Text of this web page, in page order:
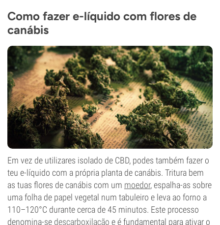
Como fazer e-líquido com flores de
canábis
Em vez de utilizares isolado de CBD, podes também fazer o
teu e-líquido com a própria planta de canábis. Tritura bem
as tuas flores de canábis com um moedor, espalha-as sobre
uma folha de papel vegetal num tabuleiro e leva ao forno a
110–120°C durante cerca de 45 minutos. Este processo
denomina-se descarboxilação e é fundamental para ativar o